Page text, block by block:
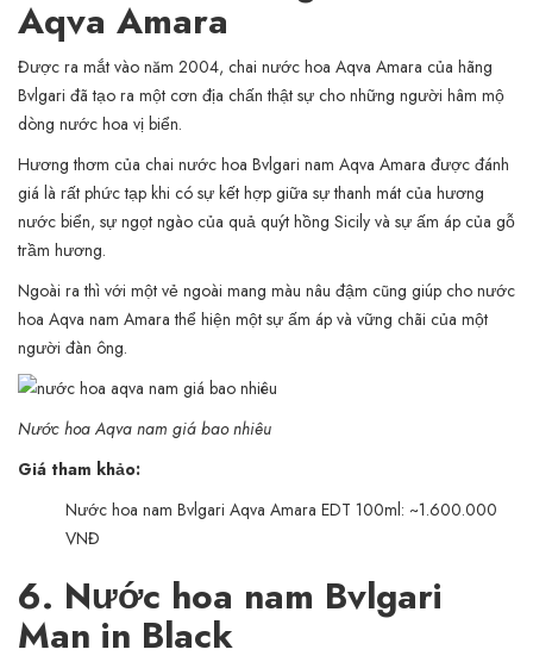
Aqva Amara
Được ra mắt vào năm 2004, chai nước hoa Aqva Amara của hãng
Bvlgari đã tạo ra một cơn địa chấn thật sự cho những người hâm mộ
dòng nước hoa vị biển.
Hương thơm của chai nước hoa Bvlgari nam Aqva Amara được đánh
giá là rất phức tạp khi có sự kết hợp giữa sự thanh mát của hương
nước biển, sự ngọt ngào của quả quýt hồng Sicily và sự ấm áp của gỗ
trầm hương.
Ngoài ra thì với một vẻ ngoài mang màu nâu đậm cũng giúp cho nước
hoa Aqva nam Amara thể hiện một sự ấm áp và vững chãi của một
người đàn ông.
Nước hoa Aqva nam giá bao nhiêu
Giá tham khảo:
Nước hoa nam Bvlgari Aqva Amara EDT 100ml: ~1.600.000
VNĐ
6. Nước hoa nam Bvlgari
Man in Black